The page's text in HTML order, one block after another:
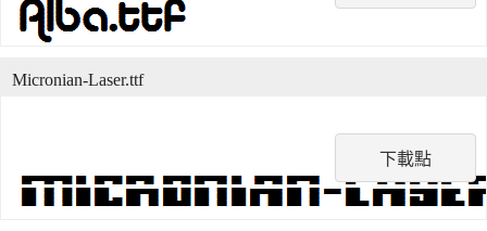
下載點
Micronian-Laser.ttf